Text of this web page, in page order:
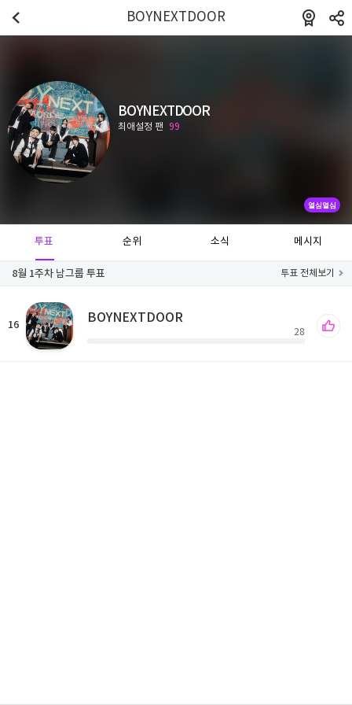
BOYNEXTDOOR
BOYNEXTDOOR
최애설정 팬 99
열심열심
투표 순위 소식 메시지
8월 1주차 남그룹 투표 투표 전체보기
16 BOYNEXTDOOR
28